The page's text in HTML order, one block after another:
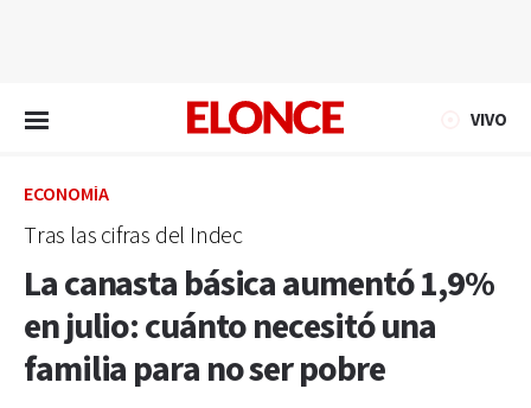
VIVO
ECONOMÍA
Tras las cifras del Indec
La canasta básica aumentó 1,9%
en julio: cuánto necesitó una
familia para no ser pobre